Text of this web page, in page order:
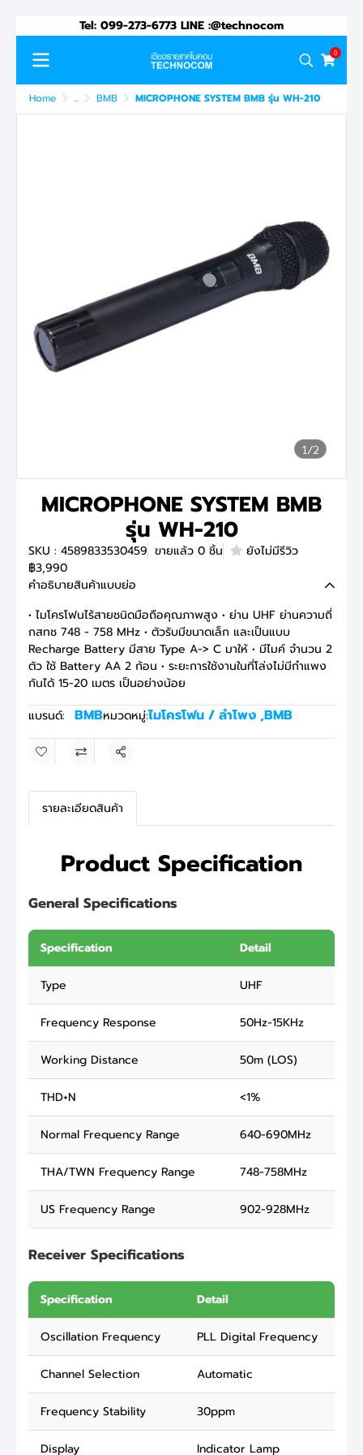
Tel: 099-273-6773 LINE :@technocom
0
Home ... BMB MICROPHONE SYSTEM BMB รุ่น WH-210
1/2
MICROPHONE SYSTEM BMB
รุ่น WH-210
SKU : 4589833530459 ขายแล้ว 0 ชิ้น
ยังไม่มีรีวิว
฿3,990
คำอธิบายสินค้าแบบย่อ
• ไมโครโฟนไร้สายชนิดมือถือคุณภาพสูง • ย่าน UHF ย่านความถี่
กสทช 748 - 758 MHz • ตัวรับมีขนาดเล็ก และเป็นแบบ
Recharge Battery มีสาย Type A-> C มาให้ • มีไมค์ จำนวน 2
ตัว ใช้ Battery AA 2 ก้อน • ระยะการใช้งานในที่โล่งไม่มีกำแพง
กันได้ 15-20 เมตร เป็นอย่างน้อย
แบรนด์:
BMBหมวดหมู่:ไมโครโฟน / ลำโพง ,BMB
แชร์
รายละเอียดสินค้า
Product Specification
General Specifications
Specification Detail
Type UHF
Frequency Response 50Hz-15KHz
Working Distance 50m (LOS)
THD+N <1%
Normal Frequency Range 640-690MHz
THA/TWN Frequency Range 748-758MHz
US Frequency Range 902-928MHz
Receiver Specifications
Specification Detail
Oscillation Frequency PLL Digital Frequency
Channel Selection Automatic
Frequency Stability 30ppm
Display Indicator Lamp